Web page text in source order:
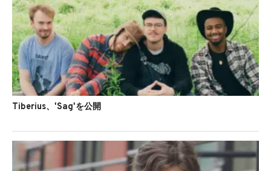
Tiberius、'Sag'を公開